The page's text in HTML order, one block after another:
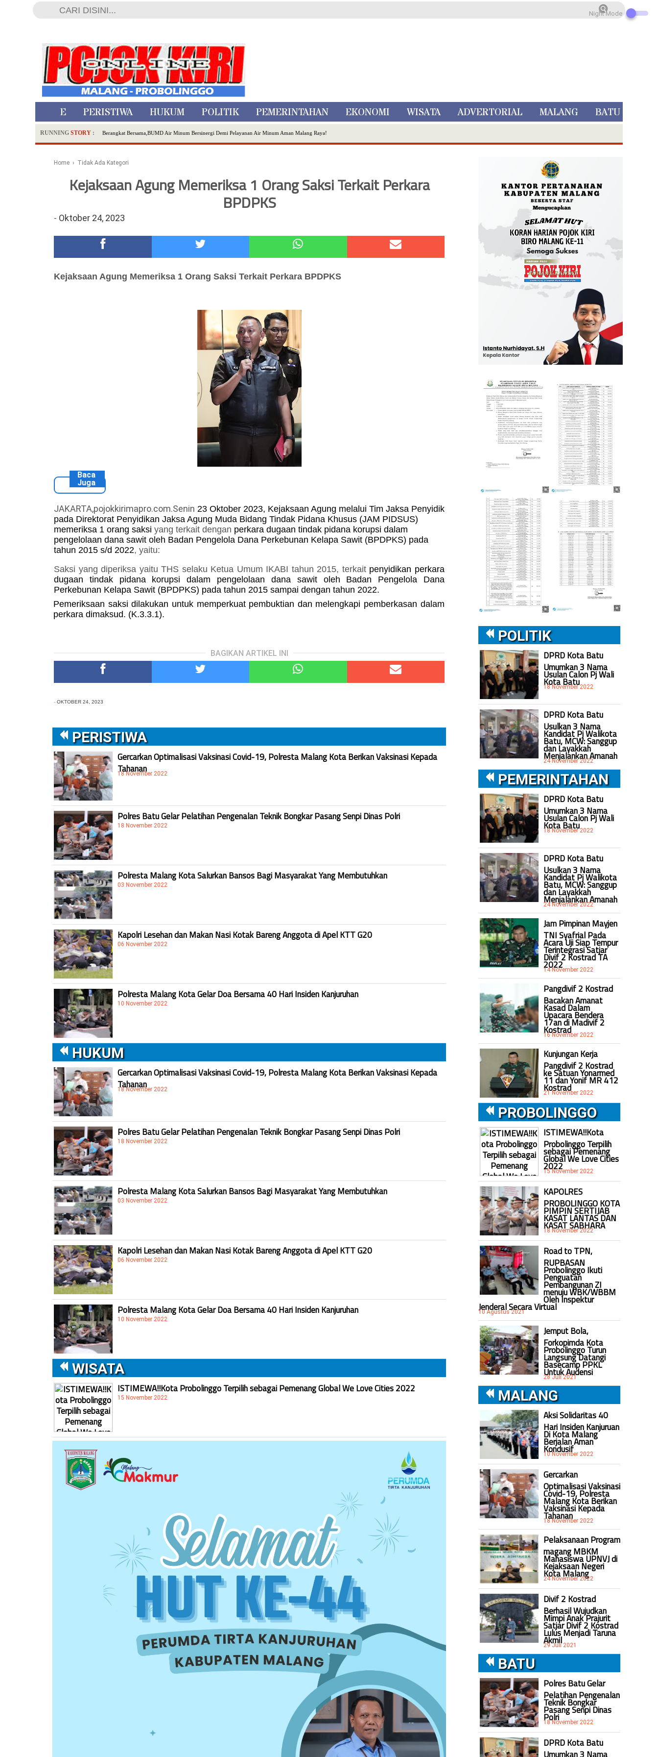
HOME PERISTIWA HUKUM POLITIK PEMERINTAHAN EKONOMI WISATA ADVERTORIAL MALANG BATU
RUNNING STORY : Berangkat Bersama,BUMD Air Minum Bersinergi Demi Pelayanan Air Minum Aman Malang Raya!
Dua Pelaku Pembunuhan Manusia Silver di Probolinggo Ditangkap di Kediri,Satu Buron
Hadirkan Tujuh Sapta Pesona Wisata di Amfiteater, Mikutopia Buka Rekrutmen Karyawan,Berikut Kualifikasinya
Polsek Wonoasih Perkuat Ketahanan Pangan Lewat Dialog Bersama Petani
RILIS RAPAT PLENO TERBUKA PEMUTAKHIRAN DATA PEMILIH BERKELANJUTAN (PDPB) TRIWULAN II
Tugu Tirta Usung 'Smart Water City' di Indonesia City Expo APEKSI XVIII Medan
DKD PERADI Malang Jatuhkan Putusan Pelanggaran Kode Etik Advokat, Abd. Aziz Divonis Bersalah
Home › Tidak Ada Kategori
Kejaksaan Agung Memeriksa 1 Orang Saksi Terkait Perkara
BPDPKS
- Oktober 24, 2023
Kejaksaan Agung Memeriksa 1 Orang Saksi Terkait Perkara BPDPKS
Baca
Juga
JAKARTA,pojokkirimapro.com.Senin 23 Oktober 2023, Kejaksaan Agung melalui Tim Jaksa Penyidik
pada Direktorat Penyidikan Jaksa Agung Muda Bidang Tindak Pidana Khusus (JAM PIDSUS)
memeriksa 1 orang saksi yang terkait dengan perkara dugaan tindak pidana korupsi dalam
pengelolaan dana sawit oleh Badan Pengelola Dana Perkebunan Kelapa Sawit (BPDPKS) pada
tahun 2015 s/d 2022, yaitu:
Saksi yang diperiksa yaitu THS selaku Ketua Umum IKABI tahun 2015, terkait penyidikan perkara
dugaan tindak pidana korupsi dalam pengelolaan dana sawit oleh Badan Pengelola Dana
Perkebunan Kelapa Sawit (BPDPKS) pada tahun 2015 sampai dengan tahun 2022.
Pemeriksaan saksi dilakukan untuk memperkuat pembuktian dan melengkapi pemberkasan dalam
perkara dimaksud. (K.3.3.1).
BAGIKAN ARTIKEL INI
- OKTOBER 24, 2023
PERISTIWA
Gercarkan Optimalisasi Vaksinasi Covid-19, Polresta Malang Kota Berikan Vaksinasi Kepada
Tahanan
18 November 2022
Polres Batu Gelar Pelatihan Pengenalan Teknik Bongkar Pasang Senpi Dinas Polri
18 November 2022
Polresta Malang Kota Salurkan Bansos Bagi Masyarakat Yang Membutuhkan
03 November 2022
Kapolri Lesehan dan Makan Nasi Kotak Bareng Anggota di Apel KTT G20
06 November 2022
Polresta Malang Kota Gelar Doa Bersama 40 Hari Insiden Kanjuruhan
10 November 2022
HUKUM
Gercarkan Optimalisasi Vaksinasi Covid-19, Polresta Malang Kota Berikan Vaksinasi Kepada
Tahanan
18 November 2022
Polres Batu Gelar Pelatihan Pengenalan Teknik Bongkar Pasang Senpi Dinas Polri
18 November 2022
Polresta Malang Kota Salurkan Bansos Bagi Masyarakat Yang Membutuhkan
03 November 2022
Kapolri Lesehan dan Makan Nasi Kotak Bareng Anggota di Apel KTT G20
06 November 2022
Polresta Malang Kota Gelar Doa Bersama 40 Hari Insiden Kanjuruhan
10 November 2022
WISATA
ISTIMEWA!!Kota Probolinggo Terpilih sebagai Pemenang Global We Love Cities 2022
15 November 2022
POLITIK
DPRD Kota Batu
Umumkan 3 Nama
Usulan Calon Pj Wali
Kota Batu
18 November 2022
DPRD Kota Batu
Usulkan 3 Nama
Kandidat Pj Walikota
Batu, MCW: Sanggup
dan Layakkah
Menjalankan Amanah
24 November 2022
PEMERINTAHAN
DPRD Kota Batu
Umumkan 3 Nama
Usulan Calon Pj Wali
Kota Batu
18 November 2022
DPRD Kota Batu
Usulkan 3 Nama
Kandidat Pj Walikota
Batu, MCW: Sanggup
dan Layakkah
Menjalankan Amanah
24 November 2022
Jam Pimpinan Mayjen
TNI Syafrial Pada
Acara Uji Siap Tempur
Terintegrasi Satjar
Divif 2 Kostrad TA
2022
14 November 2022
Pangdivif 2 Kostrad
Bacakan Amanat
Kasad Dalam
Upacara Bendera
17an di Madivif 2
Kostrad
16 November 2022
Kunjungan Kerja
Pangdivif 2 Kostrad
ke Satuan Yonarmed
11 dan Yonif MR 412
Kostrad
21 November 2022
PROBOLINGGO
ISTIMEWA!!Kota
Probolinggo Terpilih
sebagai Pemenang
Global We Love Cities
2022
15 November 2022
KAPOLRES
PROBOLINGGO KOTA
PIMPIN SERTIJAB
KASAT LANTAS DAN
KASAT SABHARA
18 November 2022
Road to TPN,
RUPBASAN
Probolinggo Ikuti
Penguatan
Pembangunan ZI
menuju WBK/WBBM
Oleh Inspektur
Jenderal Secara Virtual
10 Agustus 2021
Jemput Bola,
Forkopimda Kota
Probolinggo Turun
Langsung Datangi
Basecamp PPKL
Untuk Audensi
28 Juli 2021
MALANG
Aksi Solidaritas 40
Hari Insiden Kanjuruan
Di Kota Malang
Berjalan Aman
Kondusif
10 November 2022
Gercarkan
Optimalisasi Vaksinasi
Covid-19, Polresta
Malang Kota Berikan
Vaksinasi Kepada
Tahanan
18 November 2022
Pelaksanaan Program
magang MBKM
Mahasiswa UPNVJ di
Kejaksaan Negeri
Kota Malang
24 November 2022
Divif 2 Kostrad
Berhasil Wujudkan
Mimpi Anak Prajurit
Satjar Divif 2 Kostrad
Lulus Menjadi Taruna
Akmil
29 Juli 2021
BATU
Polres Batu Gelar
Pelatihan Pengenalan
Teknik Bongkar
Pasang Senpi Dinas
Polri
18 November 2022
DPRD Kota Batu
Umumkan 3 Nama
Night Mode